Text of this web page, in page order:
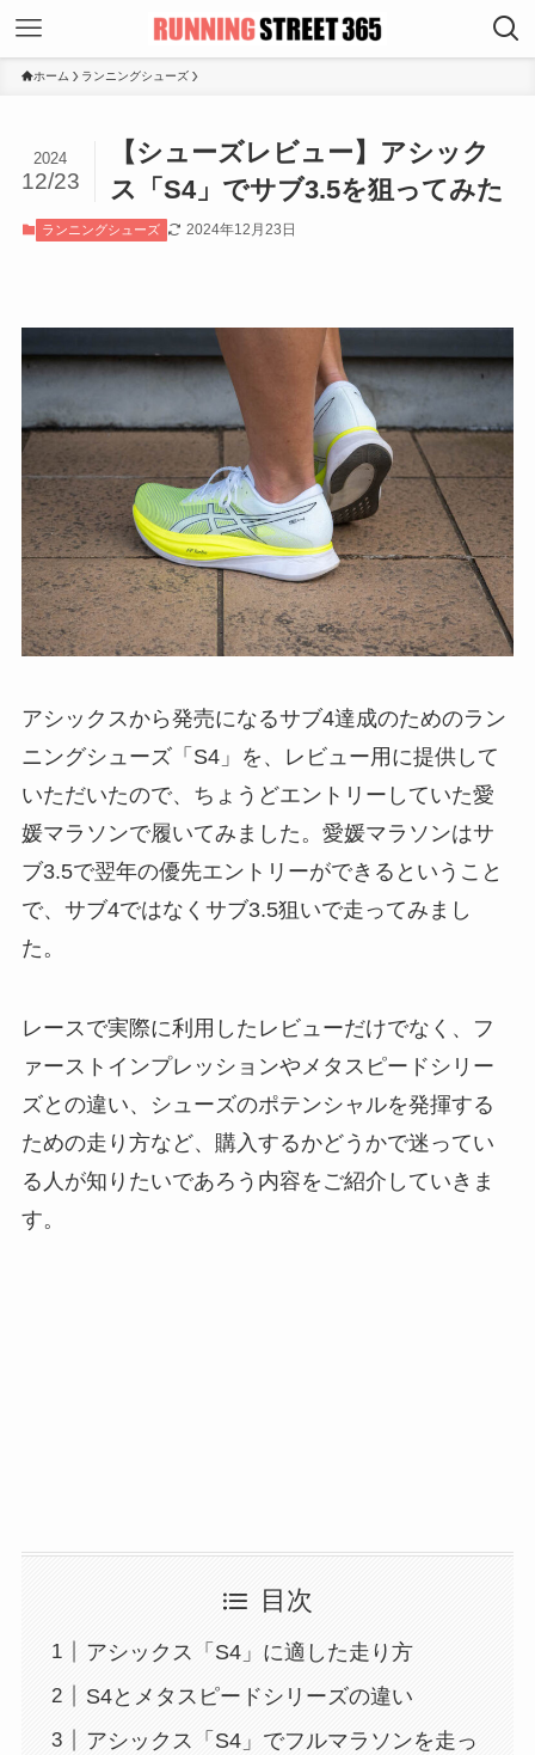
ホーム ランニングシューズ
【シューズレビュー】アシック
ス「S4」でサブ3.5を狙ってみた
2024
12/23
ランニングシューズ 2024年12月23日
アシックスから発売になるサブ4達成のためのラン
ニングシューズ「S4」を、レビュー用に提供して
いただいたので、ちょうどエントリーしていた愛
媛マラソンで履いてみました。愛媛マラソンはサ
ブ3.5で翌年の優先エントリーができるということ
で、サブ4ではなくサブ3.5狙いで走ってみまし
た。
レースで実際に利用したレビューだけでなく、フ
ァーストインプレッションやメタスピードシリー
ズとの違い、シューズのポテンシャルを発揮する
ための走り方など、購入するかどうかで迷ってい
る人が知りたいであろう内容をご紹介していきま
す。
目次
アシックス「S4」に適した走り方
S4とメタスピードシリーズの違い
アシックス「S4」でフルマラソンを走っ